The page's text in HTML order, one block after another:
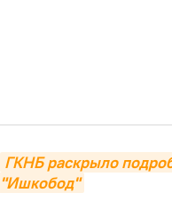
ГКНБ раскрыло
"Ишкобод"